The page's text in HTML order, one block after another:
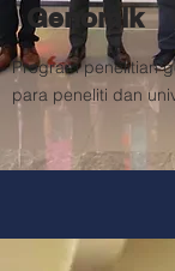
Genomik
Program penelitian
para peneliti dan